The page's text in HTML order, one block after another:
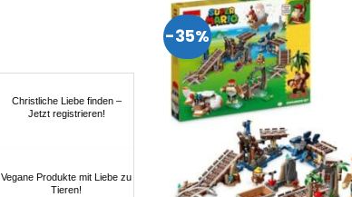
Christliche Liebe finden –
Jetzt registrieren!
Vegane Produkte mit Liebe zu
Tieren!
-35%